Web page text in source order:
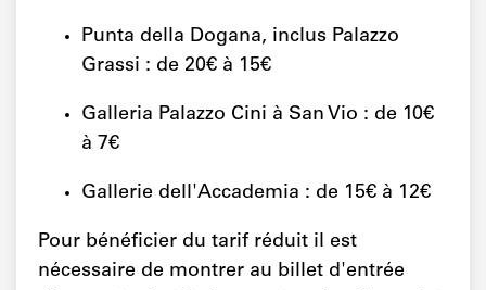
Punta della Dogana, inclus Palazzo
Grassi : de 20€ à 15€
Galleria Palazzo Cini à San Vio : de 10€
à 7€
Gallerie dell'Accademia : de 15€ à 12€
Pour bénéficier du tarif réduit il est
nécessaire de montrer au billet d'entrée